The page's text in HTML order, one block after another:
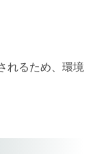
れるため、環境